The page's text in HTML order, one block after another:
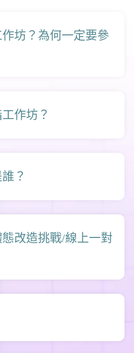
坊？為何一定要參
作坊？
？
改造挑戰/線上一對